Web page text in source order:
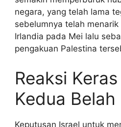
negara, yang telah lama
sebelumnya telah
Irlandia pada Mei lalu
pengakuan Palestina
Reaksi
Kedua Belah
Keputusan Israel untuk